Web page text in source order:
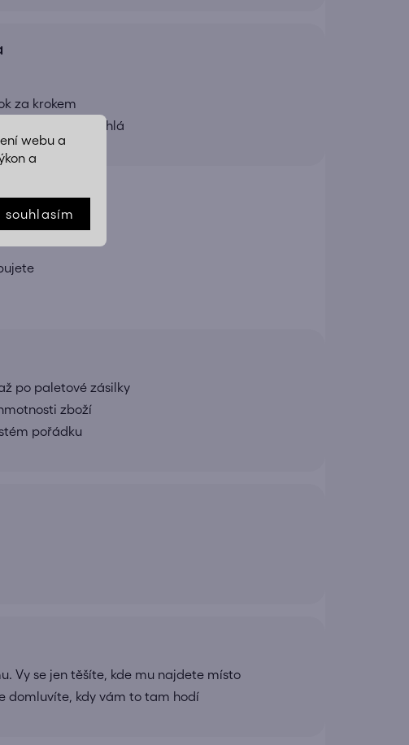
webu a
a
souhlasím
za krokem
a rychlá
po paletové zásilky
zboží
pořádku
Vy se jen těšíte, kde mu najdete místo
domluvíte, kdy vám to tam hodí